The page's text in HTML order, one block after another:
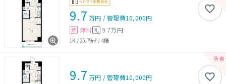
9.7 万円 /管理費10,000円
敷 無料 礼 9.7万円
1K /25.79㎡ / 4階
9.7 万円 /管理費10,000円